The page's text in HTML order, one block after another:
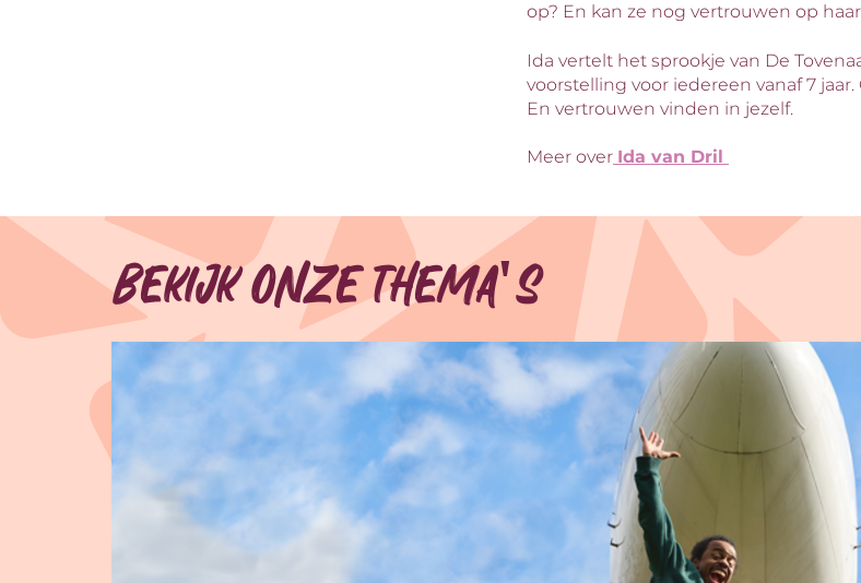
op? En kan ze nog vertrouwen op
Ida vertelt het sprookje van De
voorstelling voor iedereen vanaf 7
En vertrouwen vinden in jezelf.
Meer over Ida van Dril
Bekijk onze thema's